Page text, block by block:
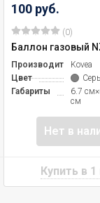
100 руб.
(0)
Баллон газовый
ПроизводительKovea
Цвет
Габариты
6.7
см
Нет в